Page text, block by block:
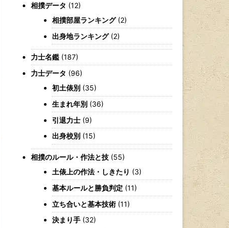
相撲データ (12)
相撲部屋ランキング(2)
出身地ランキング(2)
力士名鑑 (187)
力士データ (96)
初土俵別 (35)
生まれ年別 (36)
引退力士 (9)
出身校別 (15)
相撲のルール・作法と技 (55)
土俵上の作法・しきたり (3)
基本ルールと勝負判定 (11)
立ち合いと基本技術 (11)
決まり手 (32)